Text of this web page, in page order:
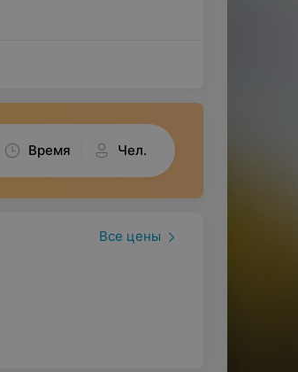
Время Чел.
Все цены